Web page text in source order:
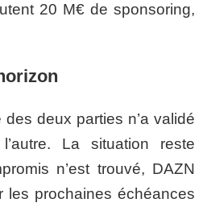
20 M€ de sponsoring,
des deux parties n’a validé
La situation reste
n’est trouvé, DAZN
les prochaines échéances